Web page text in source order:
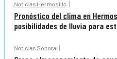
Noticias Hermosillo
Pronóstico del clima en
posibilidades de lluvia para
Noticias Sonora